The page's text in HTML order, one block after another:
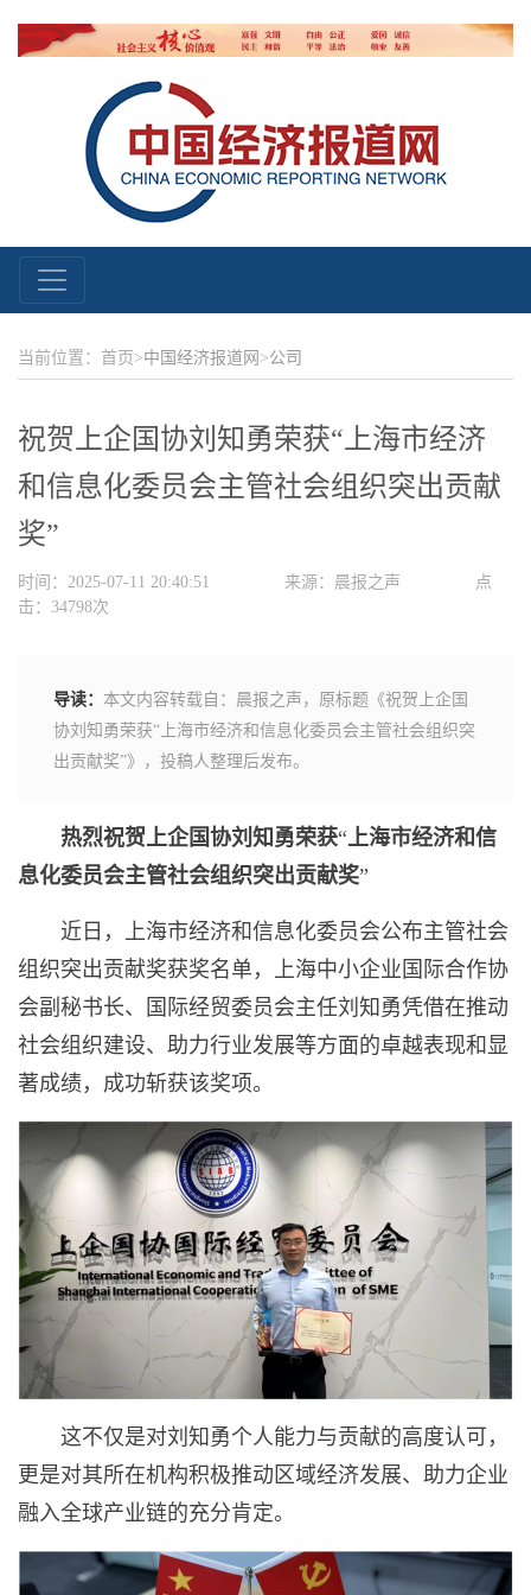
当前位置：首页>中国经济报道网 >公司
祝贺上企国协刘知勇荣获“上海市经济
和信息化委员会主管社会组织突出贡献
奖”
时间：2025-07-11 20:40:51 来源：晨报之声
点
击：34798次
导读： 本文内容转载自：晨报之声，原标题《祝贺上企国
协刘知勇荣获“上海市经济和信息化委员会主管社会组织突
出贡献奖”》，投稿人整理后发布。
热烈祝贺上企国协刘知勇荣获“ 上海市经济和信
息化委员会主管社会组织突出贡献奖”
近日，上海市经济和信息化委员会公布主管社会
组织突出贡献奖获奖名单，上海中小企业国际合作协
会副秘书长、国际经贸委员会主任刘知勇凭借在推动
社会组织建设、助力行业发展等方面的卓越表现和显
著成绩，成功斩获该奖项。
这不仅是对刘知勇个人能力与贡献的高度认可，
更是对其所在机构积极推动区域经济发展、助力企业
融入全球产业链的充分肯定。